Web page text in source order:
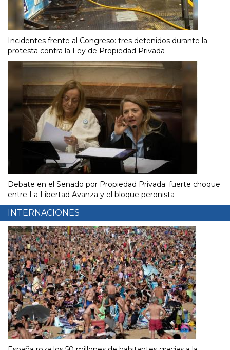
Incidentes frente al Congreso: tres detenidos durante la
protesta contra la Ley de Propiedad Privada
Debate en el Senado por Propiedad Privada: fuerte choque
entre La Libertad Avanza y el bloque peronista
INTERNACIONES